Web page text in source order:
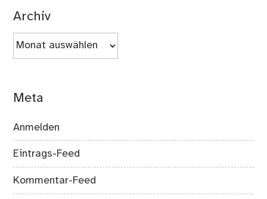
Archiv
Archiv
Meta
Anmelden
Eintrags-Feed
Kommentar-Feed